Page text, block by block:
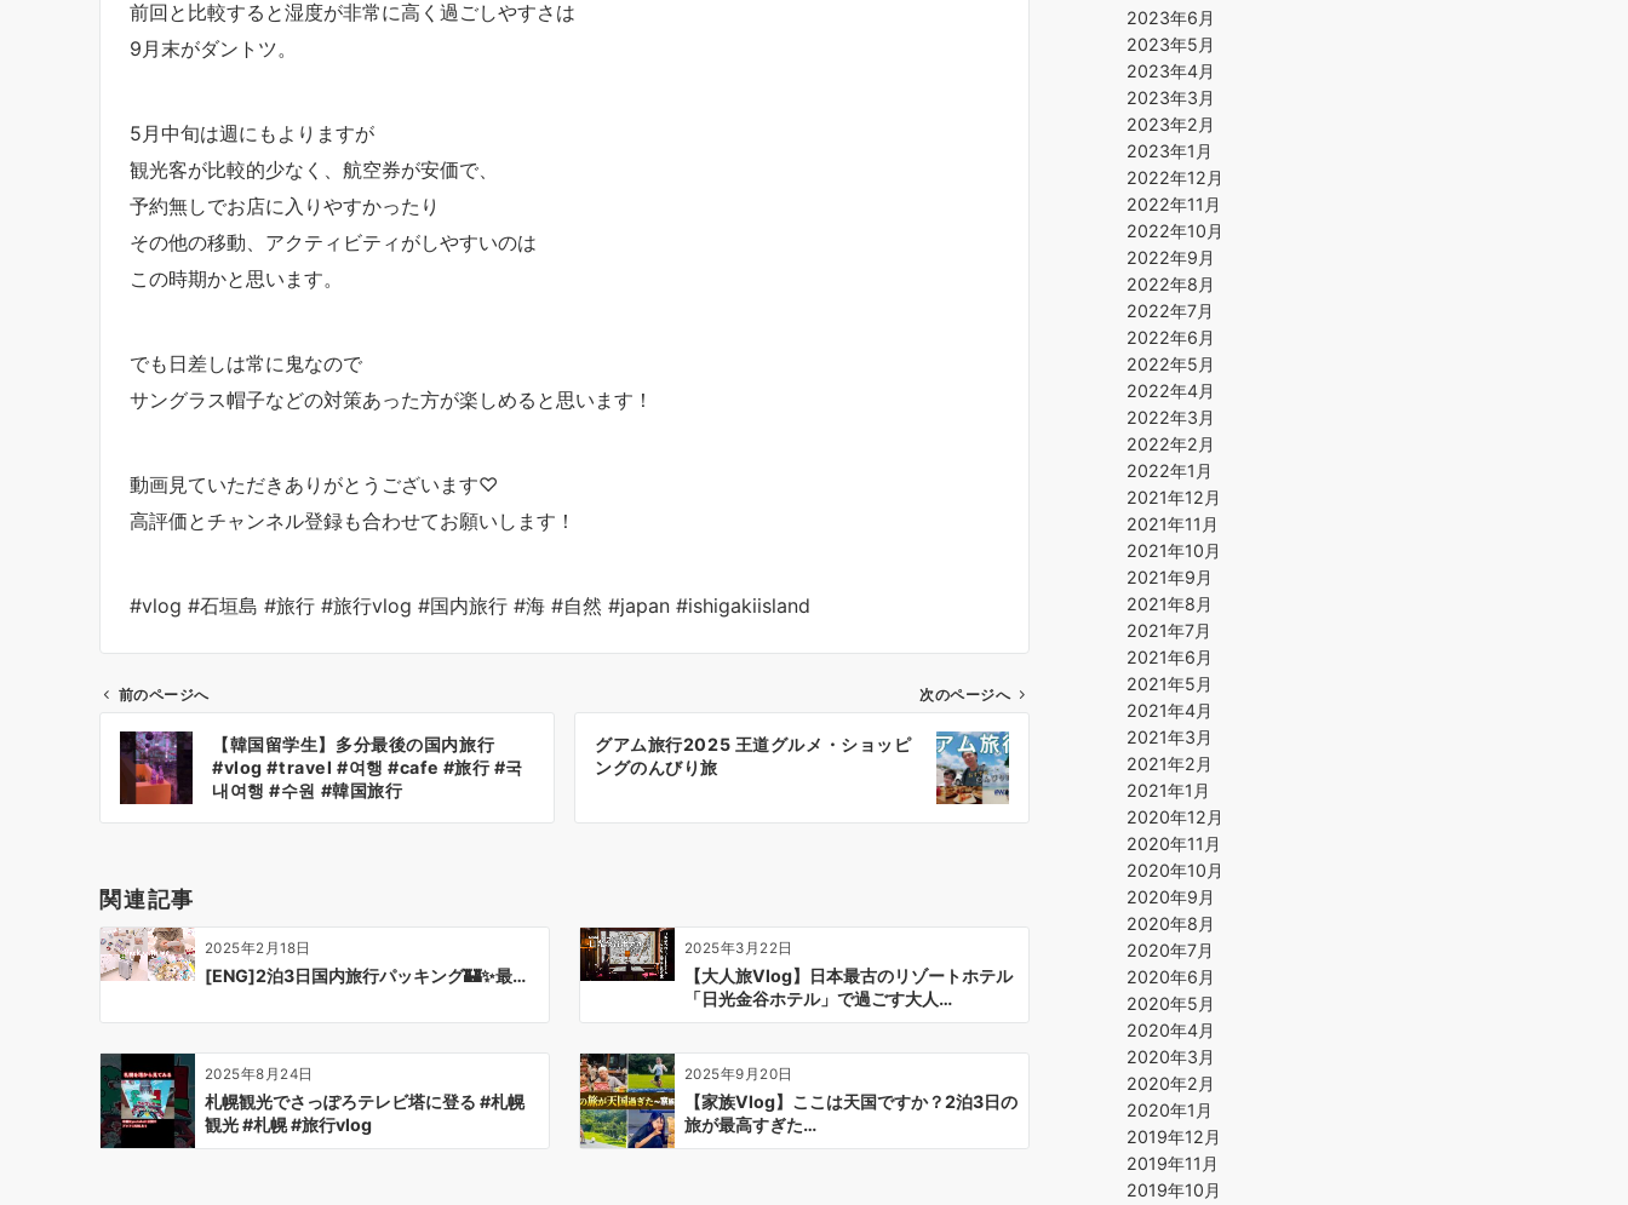
前回と比較すると湿度が非常に高く過ごしやすさは
9月末がダントツ。
5月中旬は週にもよりますが
観光客が比較的少なく、航空券が安価で、
予約無しでお店に入りやすかったり
その他の移動、アクティビティがしやすいのは
この時期かと思います。
でも日差しは常に鬼なので
サングラス帽子などの対策あった方が楽しめると思います！
動画見ていただきありがとうございます♡
高評価とチャンネル登録も合わせてお願いします！
#vlog #石垣島 #旅行 #旅行vlog #国内旅行 #海 #自然 #japan #ishigakiisland
ビ
シ
ョ
ン
前のページへ
【韓国留学生】多分最後の国内旅行
#vlog #travel #여행 #cafe #旅行 #국
내여행 #수원 #韓国旅行
次のページへ
グアム旅行2025 王道グルメ・ショッピ
ングのんびり旅
関連記事
2025年2月18日
[ENG]2泊3日国内旅行パッキング🏰✨最…
2025年3月22日
【大人旅Vlog】日本最古のリゾートホテル
「日光金谷ホテル」で過ごす大人…
2025年8月24日
札幌観光でさっぽろテレビ塔に登る #札幌
観光 #札幌 #旅行vlog
2025年9月20日
【家族Vlog】ここは天国ですか？2泊3日の
旅が最高すぎた…
2023年6月
2023年5月
2023年4月
2023年3月
2023年2月
2023年1月
2022年12月
2022年11月
2022年10月
2022年9月
2022年8月
2022年7月
2022年6月
2022年5月
2022年4月
2022年3月
2022年2月
2022年1月
2021年12月
2021年11月
2021年10月
2021年9月
2021年8月
2021年7月
2021年6月
2021年5月
2021年4月
2021年3月
2021年2月
2021年1月
2020年12月
2020年11月
2020年10月
2020年9月
2020年8月
2020年7月
2020年6月
2020年5月
2020年4月
2020年3月
2020年2月
2020年1月
2019年12月
2019年11月
2019年10月